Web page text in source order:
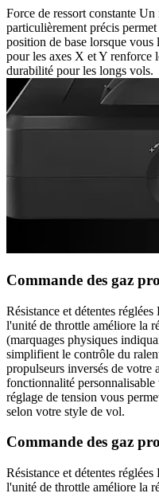
Force de ressort constante Un
particulièrement précis
position de base lorsque
pour les axes X et Y renforce
durabilité pour les longs vols.
Commande des gaz
Résistance et détentes
l'unité de throttle améliore la
(marquages physiques
simplifient le contrôle du
propulseurs inversés de votre
fonctionnalité
réglage de tension vous
selon votre style de vol.
Commande des gaz
Résistance et détentes
l'unité de throttle améliore la